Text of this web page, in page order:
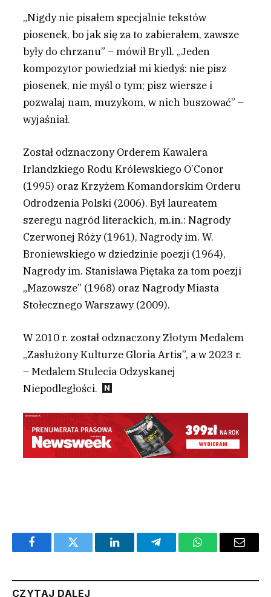
„Nigdy nie pisałem specjalnie tekstów
piosenek, bo jak się za to zabierałem, zawsze
były do chrzanu” – mówił Bryll. „Jeden
kompozytor powiedział mi kiedyś: nie pisz
piosenek, nie myśl o tym; pisz wiersze i
pozwalaj nam, muzykom, w nich buszować” –
wyjaśniał.
Został odznaczony Orderem Kawalera
Irlandzkiego Rodu Królewskiego O’Conor
(1995) oraz Krzyżem Komandorskim Orderu
Odrodzenia Polski (2006). Był laureatem
szeregu nagród literackich, m.in.: Nagrody
Czerwonej Róży (1961), Nagrody im. W.
Broniewskiego w dziedzinie poezji (1964),
Nagrody im. Stanisława Piętaka za tom poezji
„Mazowsze” (1968) oraz Nagrody Miasta
Stołecznego Warszawy (2009).
W 2010 r. został odznaczony Złotym Medalem
„Zasłużony Kulturze Gloria Artis”, a w 2023 r.
– Medalem Stulecia Odzyskanej
Niepodległości.
FacebookTwitter LinkedInTelegramWhatsAppEmail
CZYTAJ DALEJ